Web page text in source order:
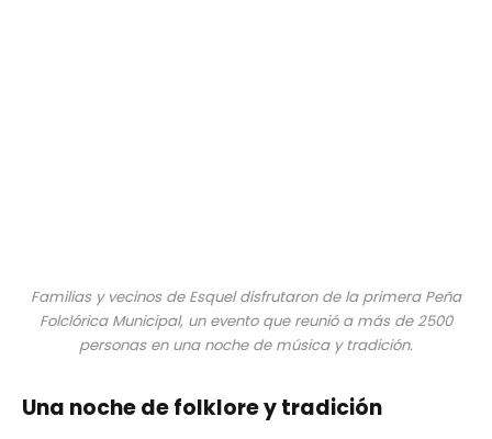
Familias y vecinos de Esquel disfrutaron de la primera Peña
Folclórica Municipal, un evento que reunió a más de 2500
personas en una noche de música y tradición.
Una noche de folklore y tradición